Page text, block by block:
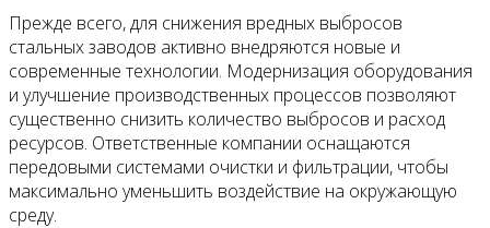
Прежде всего, для снижения вредных выбросов
стальных заводов активно внедряются новые и
современные технологии. Модернизация оборудования
и улучшение производственных процессов позволяют
существенно снизить количество выбросов и расход
ресурсов. Ответственные компании оснащаются
передовыми системами очистки и фильтрации, чтобы
максимально уменьшить воздействие на окружающую
среду.